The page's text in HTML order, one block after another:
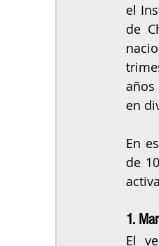
el
de
años
en
En
de
1.
El